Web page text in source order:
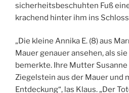
sicherheitsbeschuhten Fuß
krachend hinter ihm ins
„Die kleine Annika E. (8) aus
Mauer genauer ansehen, als
bemerkte. Ihre Mutter Susanne
Ziegelstein aus der Mauer und
Entdeckung“, las Klaus. „Der